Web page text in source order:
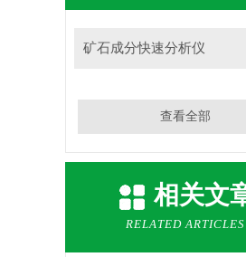
矿石成分快速分析仪
查看全部
相关文
RELATED ARTICLES